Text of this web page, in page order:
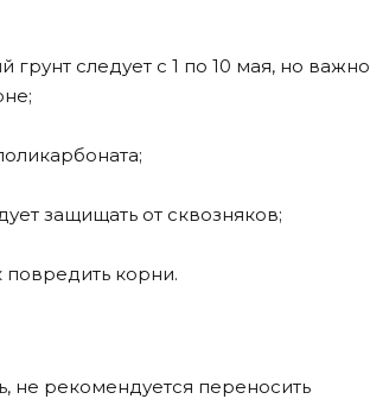
следует с 1 по 10 мая, но важно
защищать от сквозняков;
повредить корни.
не рекомендуется переносить